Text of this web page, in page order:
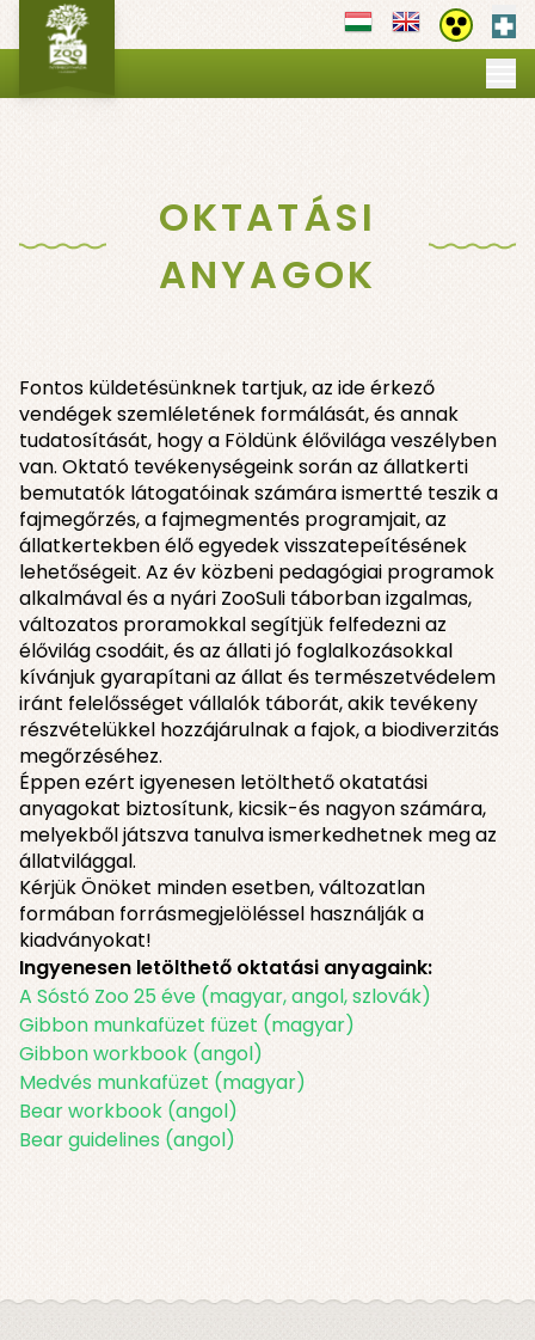
MI VILÁGUNK
OKTATÁS ▼
GALÉRIA
OKTATÁSI
ANYAGOK
Fontos küldetésünknek tartjuk, az ide érkező
vendégek szemléletének formálását, és annak
tudatosítását, hogy a Földünk élővilága veszélyben
van. Oktató tevékenységeink során az állatkerti
bemutatók látogatóinak számára ismertté teszik a
fajmegőrzés, a fajmegmentés programjait, az
állatkertekben élő egyedek visszatepeítésének
lehetőségeit. Az év közbeni pedagógiai programok
alkalmával és a nyári ZooSuli táborban izgalmas,
változatos proramokkal segítjük felfedezni az
élővilág csodáit, és az állati jó foglalkozásokkal
kívánjuk gyarapítani az állat és természetvédelem
iránt felelősséget vállalók táborát, akik tevékeny
részvételükkel hozzájárulnak a fajok, a biodiverzitás
megőrzéséhez.
Éppen ezért igyenesen letölthető okatatási
anyagokat biztosítunk, kicsik-és nagyon számára,
melyekből játszva tanulva ismerkedhetnek meg az
állatvilággal.
Kérjük Önöket minden esetben, változatlan
formában forrásmegjelöléssel használják a
kiadványokat!
Ingyenesen letölthető oktatási anyagaink:
A Sóstó Zoo 25 éve (magyar, angol, szlovák)
Gibbon munkafüzet füzet (magyar)
Gibbon workbook (angol)
Medvés munkafüzet (magyar)
Bear workbook (angol)
Bear guidelines (angol)